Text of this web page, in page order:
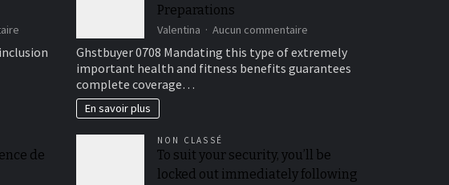
le
? de
Preparations
Valentina Aucun commentairesur
Medical
insurance
Ghstbuyer 0708 Mandating this type of extremely
important health and fitness benefits guarantees
complete coverage…
En savoir plus
NON CLASSÉ
To suit your security, you’ll be
locked out immediately following